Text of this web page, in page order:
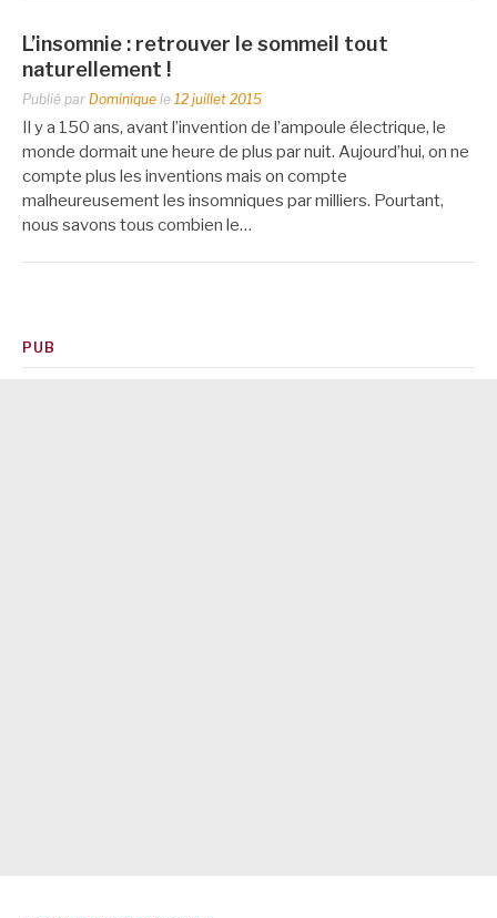
L’insomnie : retrouver le sommeil tout
naturellement !
Publié par Dominique le 12 juillet 2015
Il y a 150 ans, avant l’invention de l’ampoule électrique, le
monde dormait une heure de plus par nuit. Aujourd’hui, on ne
compte plus les inventions mais on compte
malheureusement les insomniques par milliers. Pourtant,
nous savons tous combien le…
PUB